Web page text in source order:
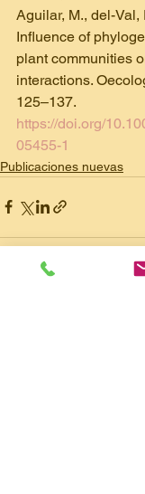
Aguilar, M., del-Val,
Influence of
plant communities
interactions.
125–137.
https://doi.org/
05455-1
Publicaciones nuevas